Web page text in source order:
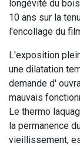
longévité du
10 ans sur la
l'encollage du
L'exposition
une dilatation
demande d'
mauvais
Le thermo
la permanence
vieillissement,